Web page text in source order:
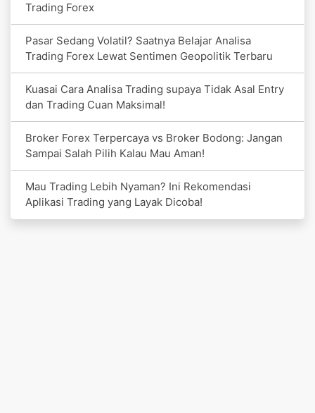
Trading Forex
Pasar Sedang Volatil? Saatnya Belajar Analisa
Trading Forex Lewat Sentimen Geopolitik Terbaru
Kuasai Cara Analisa Trading supaya Tidak Asal Entry
dan Trading Cuan Maksimal!
Broker Forex Terpercaya vs Broker Bodong: Jangan
Sampai Salah Pilih Kalau Mau Aman!
Mau Trading Lebih Nyaman? Ini Rekomendasi
Aplikasi Trading yang Layak Dicoba!